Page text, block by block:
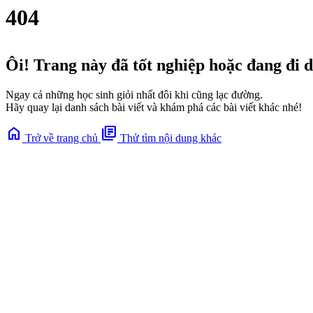
404
Ôi! Trang này đã tốt nghiệp hoặc đang đi
Ngay cả những học sinh giỏi nhất đôi khi cũng lạc đường.
Hãy quay lại danh sách bài viết và khám phá các bài viết khác nhé!
home Trở về trang chủ library_books Thử tìm nội dung khác